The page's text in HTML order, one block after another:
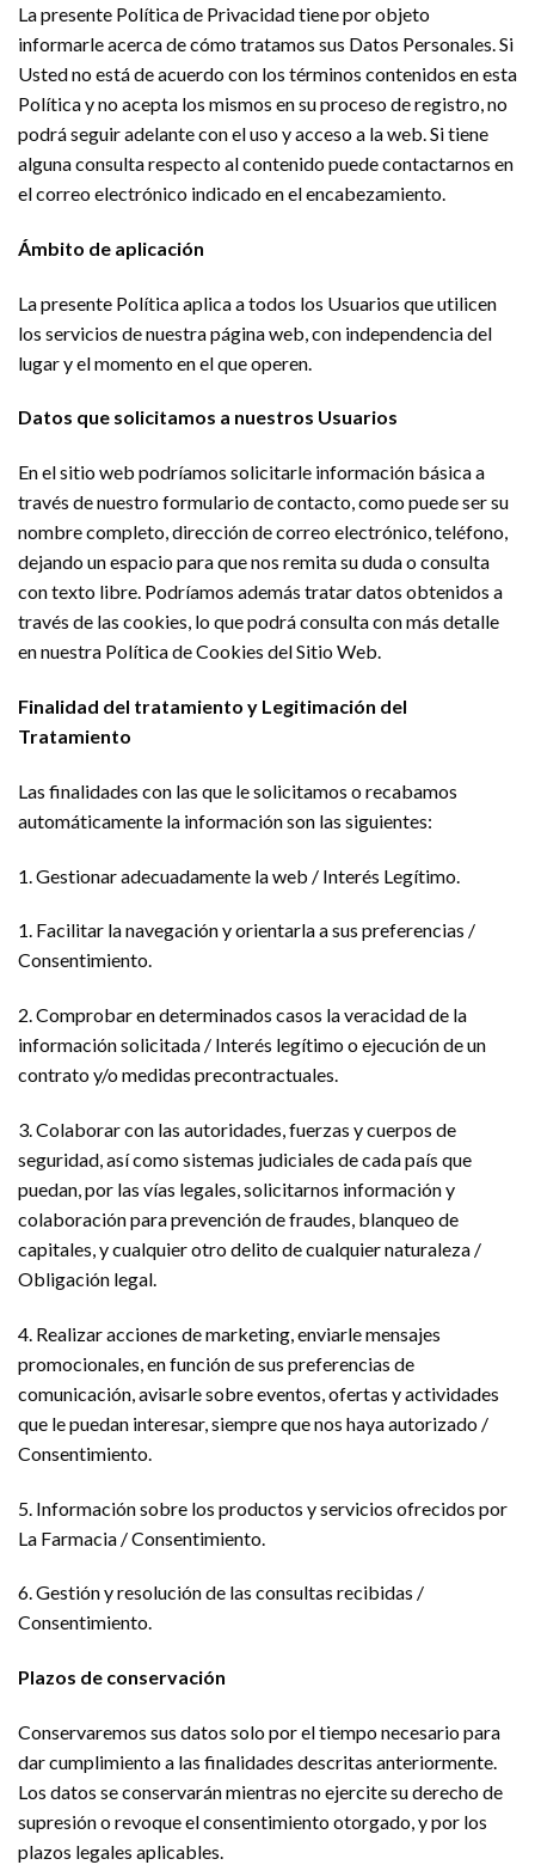
La presente Política de Privacidad tiene por objeto
informarle acerca de cómo tratamos sus Datos Personales. Si
Usted no está de acuerdo con los términos contenidos en esta
Política y no acepta los mismos en su proceso de registro, no
podrá seguir adelante con el uso y acceso a la web. Si tiene
alguna consulta respecto al contenido puede contactarnos en
el correo electrónico indicado en el encabezamiento.
Ámbito de aplicación
La presente Política aplica a todos los Usuarios que utilicen
los servicios de nuestra página web, con independencia del
lugar y el momento en el que operen.
Datos que solicitamos a nuestros Usuarios
En el sitio web podríamos solicitarle información básica a
través de nuestro formulario de contacto, como puede ser su
nombre completo, dirección de correo electrónico, teléfono,
dejando un espacio para que nos remita su duda o consulta
con texto libre. Podríamos además tratar datos obtenidos a
través de las cookies, lo que podrá consulta con más detalle
en nuestra Política de Cookies del Sitio Web.
Finalidad del tratamiento y Legitimación del
Tratamiento
Las finalidades con las que le solicitamos o recabamos
automáticamente la información son las siguientes:
1. Gestionar adecuadamente la web / Interés Legítimo.
1. Facilitar la navegación y orientarla a sus preferencias /
Consentimiento.
2. Comprobar en determinados casos la veracidad de la
información solicitada / Interés legítimo o ejecución de un
contrato y/o medidas precontractuales.
3. Colaborar con las autoridades, fuerzas y cuerpos de
seguridad, así como sistemas judiciales de cada país que
puedan, por las vías legales, solicitarnos información y
colaboración para prevención de fraudes, blanqueo de
capitales, y cualquier otro delito de cualquier naturaleza /
Obligación legal.
4. Realizar acciones de marketing, enviarle mensajes
promocionales, en función de sus preferencias de
comunicación, avisarle sobre eventos, ofertas y actividades
que le puedan interesar, siempre que nos haya autorizado /
Consentimiento.
5. Información sobre los productos y servicios ofrecidos por
La Farmacia / Consentimiento.
6. Gestión y resolución de las consultas recibidas /
Consentimiento.
Plazos de conservación
Conservaremos sus datos solo por el tiempo necesario para
dar cumplimiento a las finalidades descritas anteriormente.
Los datos se conservarán mientras no ejercite su derecho de
supresión o revoque el consentimiento otorgado, y por los
plazos legales aplicables.